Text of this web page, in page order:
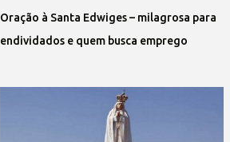
Oração à Santa Edwiges – milagrosa para
endividados e quem busca emprego